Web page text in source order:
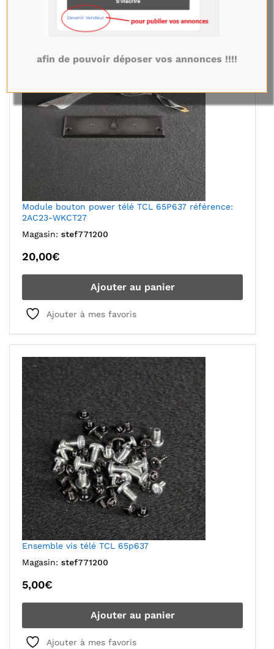
Module bouton power télé TCL 65P637 référence:
2AC23-WKCT27
Magasin: stef771200
20,00€
Ajouter au panier
Ajouter à mes favoris
Ensemble vis télé TCL 65p637
Magasin: stef771200
5,00€
Ajouter au panier
Ajouter à mes favoris
afin de pouvoir déposer vos annonces !!!!